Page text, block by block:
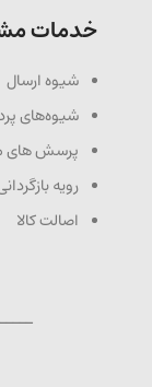
خدمات
شیوه ارسال
شیوه‌های
پرسش های
رویه
اصالت کالا